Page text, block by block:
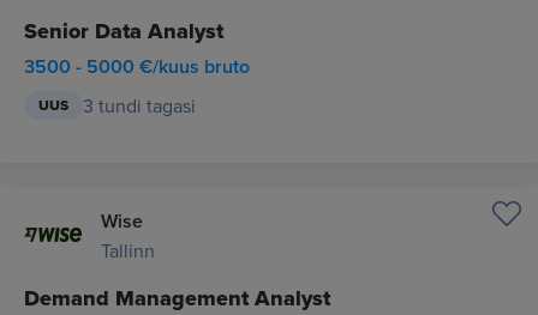
Senior Data Analyst
3500 - 5000 €/kuus bruto
UUS 3 tundi tagasi
Wise
Tallinn
Demand Management Analyst